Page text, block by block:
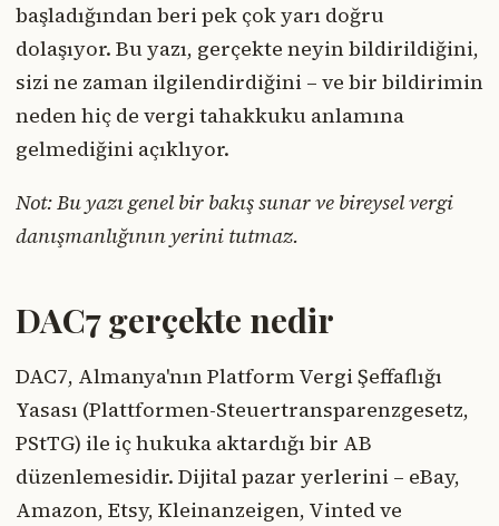
başladığından beri pek çok yarı doğru
dolaşıyor. Bu yazı, gerçekte neyin bildirildiğini,
sizi ne zaman ilgilendirdiğini – ve bir bildirimin
neden hiç de vergi tahakkuku anlamına
gelmediğini açıklıyor.
Not: Bu yazı genel bir bakış sunar ve bireysel vergi
danışmanlığının yerini tutmaz.
DAC7 gerçekte nedir
DAC7, Almanya'nın Platform Vergi Şeffaflığı
Yasası (Plattformen-Steuertransparenzgesetz,
PStTG) ile iç hukuka aktardığı bir AB
düzenlemesidir. Dijital pazar yerlerini – eBay,
Amazon, Etsy, Kleinanzeigen, Vinted ve